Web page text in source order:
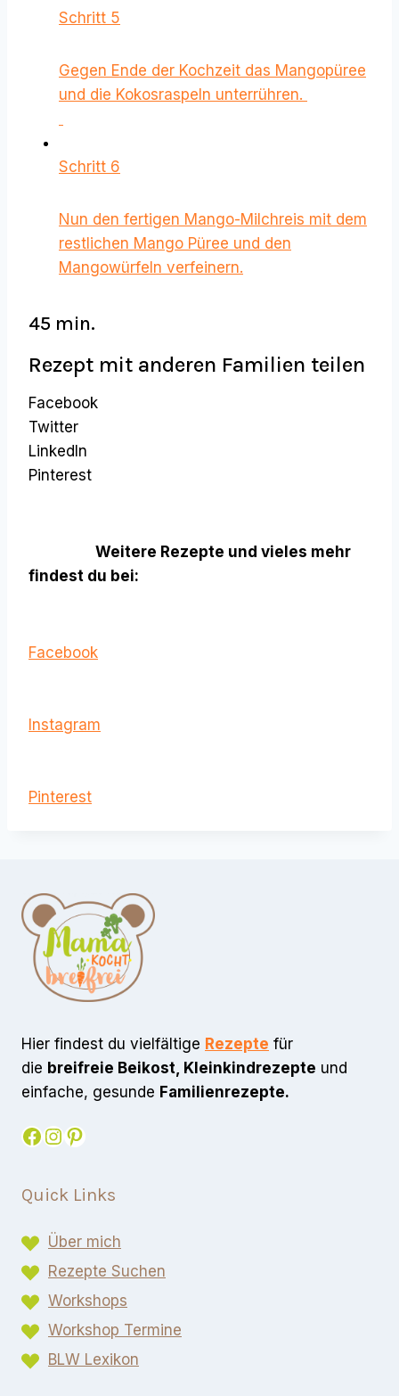
Schritt 5
Gegen Ende der Kochzeit das Mangopüree
und die Kokosraspeln unterrühren.
Schritt 6
Nun den fertigen Mango-Milchreis mit dem
restlichen Mango Püree und den
Mangowürfeln verfeinern.
45 min.
Rezept mit anderen Familien teilen
Facebook
Twitter
LinkedIn
Pinterest
Weitere Rezepte und vieles mehr
findest du bei:
Facebook
Instagram
Pinterest
Hier findest du vielfältige Rezepte für
die breifreie Beikost, Kleinkindrezepte und
einfache, gesunde Familienrezepte.
Facebook
Instagram
Pinterest
Quick Links
Über mich
Rezepte Suchen
Workshops
Workshop Termine
BLW Lexikon​